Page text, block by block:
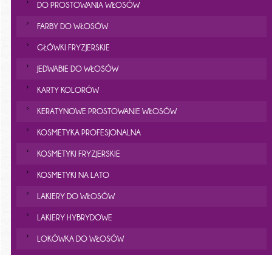
DO PROSTOWANIA WŁOSÓW
FARBY DO WŁOSÓW
GŁÓWKI FRYZJERSKIE
JEDWABIE DO WŁOSÓW
KARTY KOLORÓW
KERATYNOWE PROSTOWANIE WŁOSÓW
KOSMETYKA PROFESJONALNA
KOSMETYKI FRYZJERSKIE
KOSMETYKI NA LATO
LAKIERY DO WŁOSÓW
LAKIERY HYBRYDOWE
LOKÓWKA DO WŁOSÓW